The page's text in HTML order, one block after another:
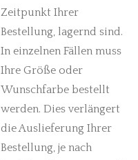
Zeitpunkt Ihrer
Bestellung, lagernd sind.
In einzelnen Fällen muss
Ihre Größe oder
Wunschfarbe bestellt
werden. Dies verlängert
die Auslieferung Ihrer
Bestellung, je nach